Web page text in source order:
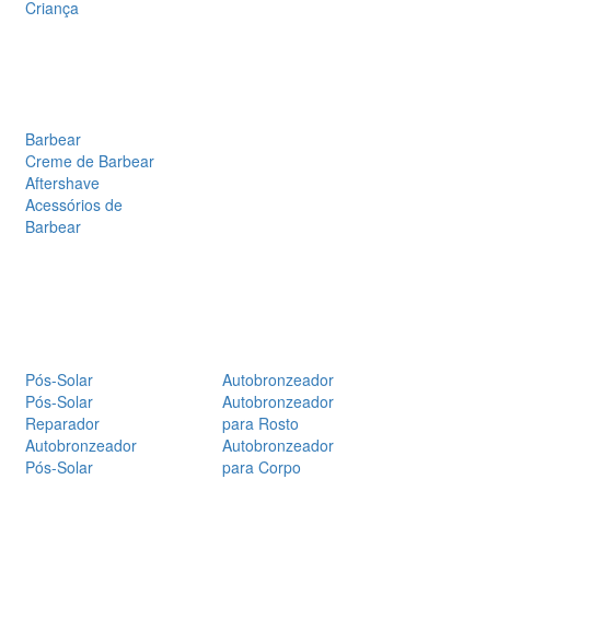
Criança
Barbear
Creme de Barbear
Aftershave
Acessórios de
Barbear
Pós-Solar
Pós-Solar
Reparador
Autobronzeador
Pós-Solar
Autobronzeador
Autobronzeador
para Rosto
Autobronzeador
para Corpo